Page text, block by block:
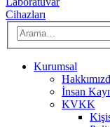
Kurumsal
İnsan
KVKK